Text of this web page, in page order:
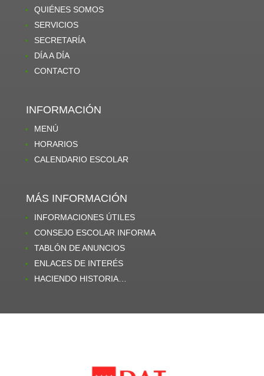
QUIÉNES SOMOS
SERVICIOS
SECRETARÍA
DÍA A DÍA
CONTACTO
INFORMACIÓN
MENÚ
HORARIOS
CALENDARIO ESCOLAR
MÁS INFORMACIÓN
INFORMACIONES ÚTILES
CONSEJO ESCOLAR INFORMA
TABLÓN DE ANUNCIOS
ENLACES DE INTERÉS
HACIENDO HISTORIA…